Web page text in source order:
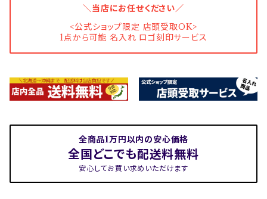
＼当店にお任せください／
<公式ショップ限定 店頭受取OK>
1点から可能 名入れ ロゴ刻印サービス
全商品1万円以内の安心価格
全国どこでも配送料無料
安心してお買い求めいただけます